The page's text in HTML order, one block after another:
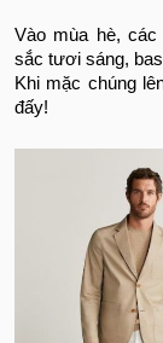
Vào mùa hè, các
sắc tươi sáng,
Khi mặc chúng
đấy!